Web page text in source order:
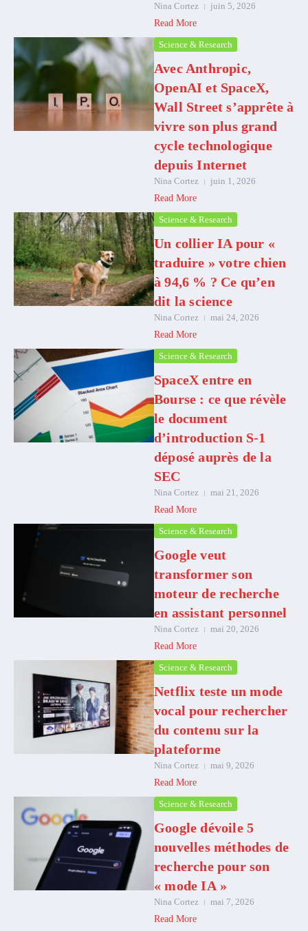
Nina Cortez
juin 5, 2026
Read More
Science & Research
Avec Anthropic,
OpenAI et SpaceX,
Wall Street s’apprête à
vivre son plus grand
cycle technologique
depuis Internet
Nina Cortez
juin 1, 2026
Read More
Science & Research
Un collier IA pour «
traduire » votre chien
à 94,6 % ? Ce qu’en
dit la science
Nina Cortez
mai 24, 2026
Read More
Science & Research
SpaceX entre en
Bourse : ce que révèle
le document
d’introduction S-1
déposé auprès de la
SEC
Nina Cortez
mai 21, 2026
Read More
Science & Research
Google veut
transformer son
moteur de recherche
en assistant personnel
Nina Cortez
mai 20, 2026
Read More
Science & Research
Netflix teste un mode
vocal pour rechercher
du contenu sur la
plateforme
Nina Cortez
mai 9, 2026
Read More
Science & Research
Google dévoile 5
nouvelles méthodes de
recherche pour son
« mode IA »
Nina Cortez
mai 7, 2026
Read More